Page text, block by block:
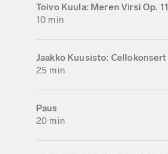
Toivo Kuula: Meren Virsi Op.
10 min
Jaakko Kuusisto: Cellokonsert
25 min
Paus
20 min